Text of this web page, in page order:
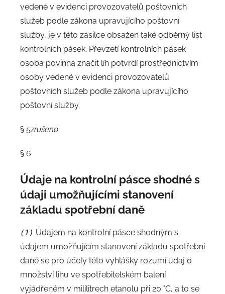
vedené v evidenci provozovatelů poštovních
služeb podle zákona upravujícího poštovní
služby, je v této zásilce obsažen také odběrný list
kontrolních pásek. Převzetí kontrolních pásek
osoba povinná značit líh potvrdí prostřednictvím
osoby vedené v evidenci provozovatelů
poštovních služeb podle zákona upravujícího
poštovní služby.
§ 5zrušeno
§ 6
Údaje na kontrolní pásce shodné s
údaji umožňujícími stanovení
základu spotřební daně
(1) Údajem na kontrolní pásce shodným s
údajem umožňujícím stanovení základu spotřební
daně se pro účely této vyhlášky rozumí údaj o
množství lihu ve spotřebitelském balení
vyjádřeném v mililitrech etanolu při 20 °C, a to se